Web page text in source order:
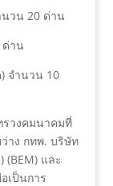
วน 20 ด่าน
ด่าน
จำนวน 10
รวงคมนาคมที่
าง กทพ. บริษัท
และ
เป็นการ